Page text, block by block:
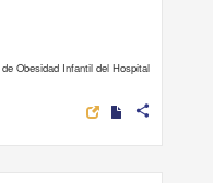
de Obesidad Infantil del Hospital
share